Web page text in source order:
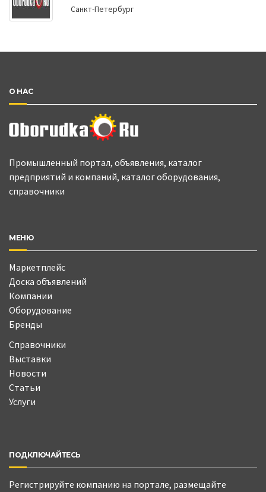
Санкт-Петербург
О НАС
Промышленный портал, объявления, каталог
предприятий и компаний, каталог оборудования,
справочники
МЕНЮ
Маркетплейс
Доска объявлений
Компании
Оборудование
Бренды
Справочники
Выставки
Новости
Статьи
Услуги
ПОДКЛЮЧАЙТЕСЬ
Регистрируйте компанию на портале, размещайте